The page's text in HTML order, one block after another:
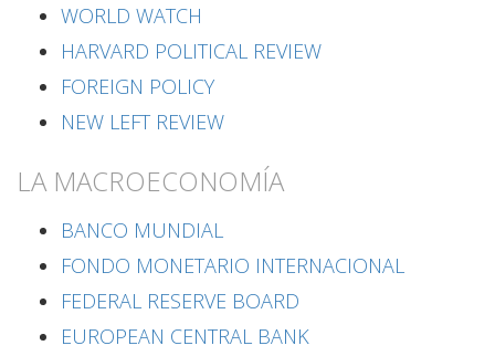
WORLD WATCH
HARVARD POLITICAL REVIEW
FOREIGN POLICY
NEW LEFT REVIEW
LA MACROECONOMÍA
BANCO MUNDIAL
FONDO MONETARIO INTERNACIONAL
FEDERAL RESERVE BOARD
EUROPEAN CENTRAL BANK